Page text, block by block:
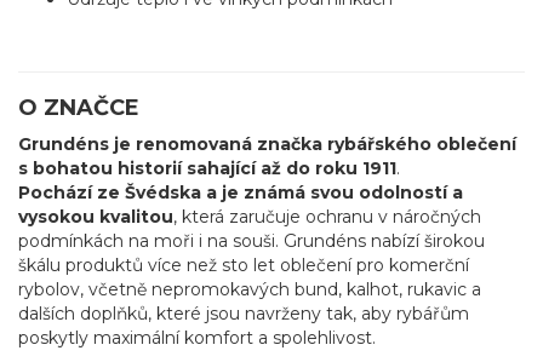
O ZNAČCE
Grundéns je renomovaná značka rybářského oblečení
s bohatou historií sahající až do roku 1911.
Pochází ze Švédska a je známá svou odolností a
vysokou kvalitou, která zaručuje ochranu v náročných
podmínkách na moři i na souši. Grundéns nabízí širokou
škálu produktů více než sto let oblečení pro komerční
rybolov, včetně nepromokavých bund, kalhot, rukavic a
dalších doplňků, které jsou navrženy tak, aby rybářům
poskytly maximální komfort a spolehlivost.